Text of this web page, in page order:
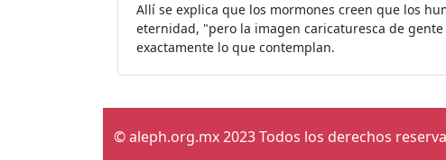
Allí se explica que los mormones creen que los
eternidad, "pero la imagen caricaturesca de
exactamente lo que contemplan.
© aleph.org.mx 2023 Todos los derechos